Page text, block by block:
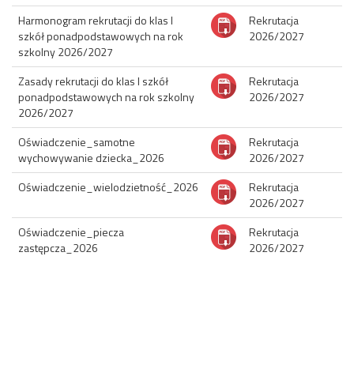
Harmonogram rekrutacji do klas I
szkół ponadpodstawowych na rok
szkolny 2026/2027
Rekrutacja
2026/2027
Zasady rekrutacji do klas I szkół
ponadpodstawowych na rok szkolny
2026/2027
Rekrutacja
2026/2027
Oświadczenie_samotne
wychowywanie dziecka_2026
Rekrutacja
2026/2027
Oświadczenie_wielodzietność_2026
Rekrutacja
2026/2027
Oświadczenie_piecza
zastępcza_2026
Rekrutacja
2026/2027